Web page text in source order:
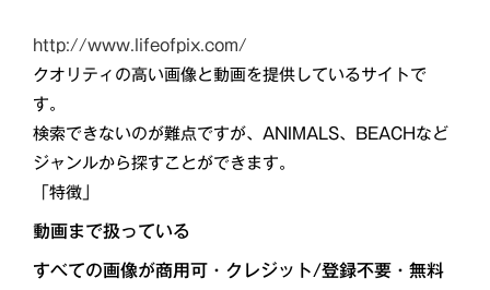
http://www.lifeofpix.com/
クオリティの高い画像と動画を提供しているサイトで
す。
検索できないのが難点ですが、ANIMALS、BEACHなど
ジャンルから探すことができます。
「特徴」
動画まで扱っている
すべての画像が商用可・クレジット/登録不要・無料